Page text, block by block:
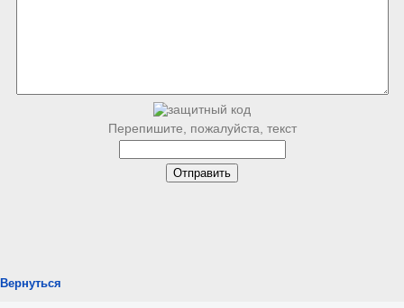
Перепишите, пожалуйста, текст
Вернуться